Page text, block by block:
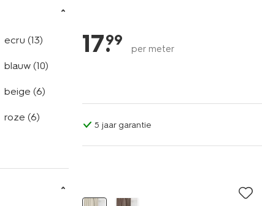
ecru(13)
blauw(10)
beige(6)
roze(6)
17.
99
per meter
5 jaar garantie